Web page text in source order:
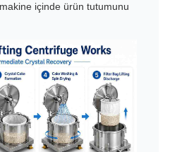
içinde ürün tutumunu